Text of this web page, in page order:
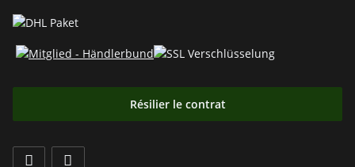
Résilier le contrat